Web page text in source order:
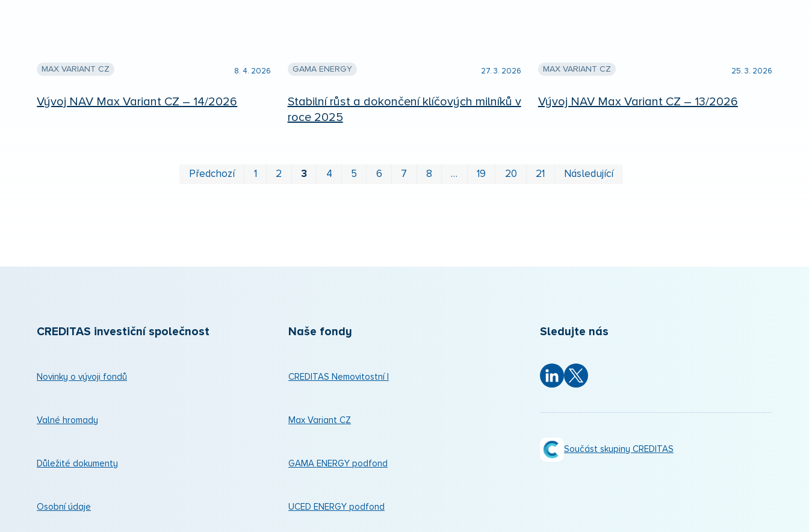
MAX VARIANT CZ 8. 4. 2026
Vývoj NAV Max Variant CZ – 14/2026
GAMA ENERGY 27. 3. 2026
Stabilní růst a dokončení klíčových milníků v
roce 2025
MAX VARIANT CZ 25. 3. 2026
Vývoj NAV Max Variant CZ – 13/2026
Předchozí 1 2 3 4 5 6 7 8 … 19 20 21 Následující
CREDITAS investiční společnost
Novinky o vývoji fondů
Valné hromady
Důležité dokumenty
Osobní údaje
Naše fondy
CREDITAS Nemovitostní I
Max Variant CZ
GAMA ENERGY podfond
UCED ENERGY podfond
Sledujte nás
Součást skupiny CREDITAS